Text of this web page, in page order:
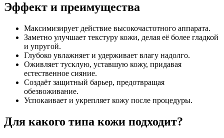
Эффект и преимущества
Максимизирует действие высокочастотного аппарата.
Заметно улучшает текстуру кожи, делая её более гладкой
и упругой.
Глубоко увлажняет и удерживает влагу надолго.
Оживляет тусклую, уставшую кожу, придавая
естественное сияние.
Создаёт защитный барьер, предотвращая
обезвоживание.
Успокаивает и укрепляет кожу после процедуры.
Для какого типа кожи подходит?